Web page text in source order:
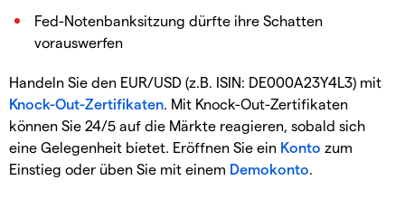
Fed-Notenbanksitzung dürfte ihre Schatten
vorauswerfen
Handeln Sie den EUR/USD (z.B. ISIN: DE000A23Y4L3) mit
Knock-Out-Zertifikaten. Mit Knock-Out-Zertifikaten
können Sie 24/5 auf die Märkte reagieren, sobald sich
eine Gelegenheit bietet. Eröffnen Sie ein Konto zum
Einstieg oder üben Sie mit einem Demokonto.